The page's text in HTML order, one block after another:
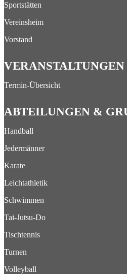
Sportstätten
Vereinsheim
Vorstand
VERANSTALTUNGEN
Termin-Übersicht
ABTEILUNGEN &
Handball
Jedermänner
Karate
Leichtathletik
Schwimmen
Tai-Jutsu-Do
Tischtennis
Turnen
Volleyball